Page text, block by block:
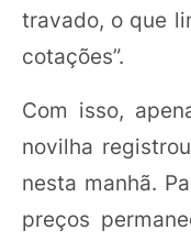
travado, o que
cotações”.
Com isso,
novilha
nesta manhã.
preços